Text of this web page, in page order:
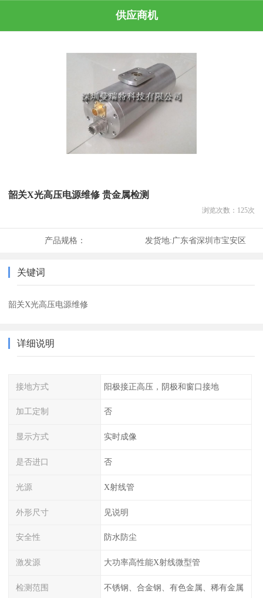
供应商机
韶关X光高压电源维修 贵金属检测
浏览次数： 125次
产品规格： 发货地:广东省深圳市宝安区
关键词
韶关X光高压电源维修
详细说明
接地方式 阳极接正高压，阴极和窗口接地
加工定制 否
显示方式 实时成像
是否进口 否
光源 X射线管
外形尺寸 见说明
安全性 防水防尘
激发源 大功率高性能X射线微型管
检测范围 不锈钢、合金钢、有色金属、稀有金属